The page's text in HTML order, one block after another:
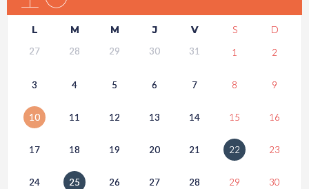
L M M J V S D
27 28 29 30 31 1 2
3 4 5 6 7 8 9
10 11 12 13 14 15 16
17 18 19 20 21 22 23
24 25 26 27 28 29 30